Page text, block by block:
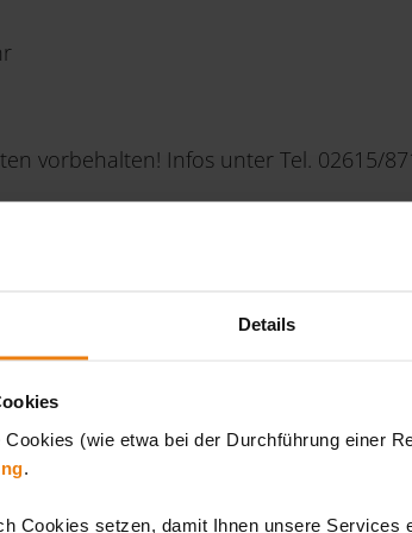
Details
(wie etwa bei der Durchführung einer
Cookies setzen, damit Ihnen unsere Services
vorbehalten! Infos unter Tel. 02615/
gegen Voranmeldung Mo-Sa 8.30 -
18.30-22.00 Uhr!